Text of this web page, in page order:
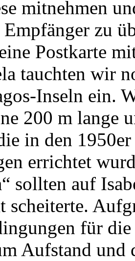
mitnehmen
zu
Postkarte
tauchten wir
Inseln ein.
200 m lange
in den
errichtet
sollten auf
scheiterte.
für
Aufstand und